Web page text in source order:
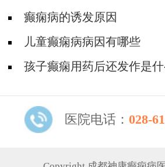
癫痫病的诱发原因
儿童癫痫病病因有哪些
孩子癫痫用药后还发作是什
医院电话： 028-